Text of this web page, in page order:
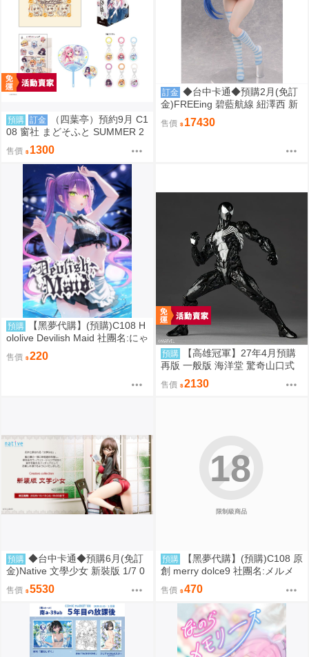
預購 訂金
（四葉亭）預約9月 C1
08 窗社 まどそふと SUMMER 2
026 精品組 0814
售價 1300
訂金 ◆台中卡通◆預購2月(免訂
金)FREEing 碧藍航線 紐澤西 新
澤西 宿舍計劃Ver. 1/3 0917
售價 17430
預購
【黑夢代購】(預購)C108 H
ololive Devilish Maid 社團名:にゃ
ろめのちゅーる 繪師:にゃろめ
售價 220 預購
【高雄冠軍】27年4月預購
再版 一般版 海洋堂 驚奇山口式
黑色戰衣蜘蛛人 共生體蜘蛛人 免
訂金0928
售價 2130
預購 ◆台中卡通◆預購6月(免訂
金)Native 文學少女 新裝版 1/7 0
917
售價 5530
限制級商品
18
預購
【黑夢代購】(預購)C108 原
創 merry dolce9 社團名:メルメ
リー 繪師:三つ葉ちょこ
售價 470